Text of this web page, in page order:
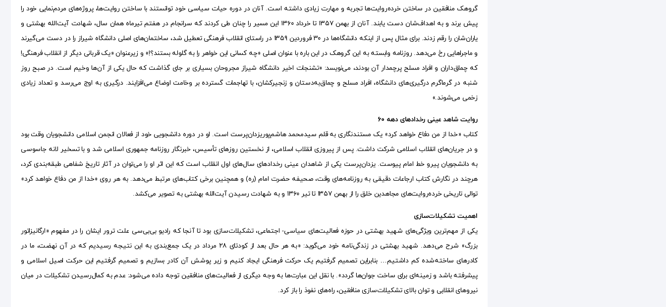
گروهک منافقین در ساختن خرده‌روایت‌ها تجربه و مهارت زیادی داشته است. آنان در دوره حیات سیاسی خود توانستند با ساختن روایت‌ها، پروژه‌های مردم‌نمایی خود را
پیش برند و به اهداف‌شان دست یابند. آنان از بهمن ۱۳۵۷ تا خرداد ۱۳۶۰ این مسیر را چنان طی کردند که سرانجام در هفتم تیرماه همان سال، شهادت آیت‌الله بهشتی و
یاران‌شان را رقم زدند. برای مثال پس از اینکه دانشگاه‌ها در ۳۰ فروردین ۱۳۵۹ در راستای انقلاب فرهنگی تعطیل شد، ساختمان‌های اصلی دانشگاه شیراز را در دست می‌گیرند
و ماجرا‌هایی رخ می‌دهد. روزنامه وابسته به این گروهک در این باره با عنوان اصلی «چه کسانی این خواهر را به گلوله بستند؟!» و زیرعنوان «یک قربانی دیگر از انقلاب فرهنگی!
که چماق‌داران و افراد مسلح پرچمدار آن بودند، می‌نویسد: «تشنجات اخیر دانشگاه شیراز مجروحان بسیاری بر جای گذاشت که حال یکی از آن‌ها وخیم است. در صبح روز
شنبه در گرماگرم درگیری‌های دانشگاه، افراد مسلح و چماق‌به‌دستان و زنجیرکشان، با تهاجمات گسترده بر وخامت اوضاع می‌افزایند. درگیری به اوج می‌رسد و تعداد زیادی
زخمی می‌شوند.»
روایت شاهد عینی رخداد‌های دهه ۶۰
کتاب «خدا از من دفاع خواهد کرد» یک مستندنگاری به قلم سیدمحمد هاشم‌پوریزدان‌پرست است. او در دوره دانشجویی خود از فعالان انجمن اسلامی دانشجویان وقت بود
و در جریان‌های انقلاب اسلامی شرکت داشت. پس از پیروزی انقلاب اسلامی، از نخستین روز‌های تأسیس، خبرنگار روزنامه جمهوری اسلامی شد و با تسخیر لانه جاسوسی
به دانشجویان پیرو خط امام پیوست. یزدان‌پرست یکی از شاهدان عینی رخداد‌های سال‌های اول انقلاب است که این اثر او را می‌توان در آثار تاریخ شفاهی طبقه‌بندی کرد،
هرچند در نگارش کتاب ارجاعات دقیقی به روزنامه‌های وقت، صحیفه حضرت امام (ره) و همچنین برخی کتاب‌های مرتبط می‌دهد. به هر روی «خدا از من دفاع خواهد کرد»
توالی تاریخی خرده‌روایت‌های مجاهدین خلق را از بهمن ۱۳۵۷ تا تیر ۱۳۶۰ و به شهادت رسیدن آیت‌الله بهشتی به تصویر می‌کشد.
اهمیت تشکیلات‌سازی
یکی از مهم‌ترین ویژگی‌های شهید بهشتی در حوزه فعالیت‌های سیاسی- اجتماعی، تشکیلات‌سازی بود تا آنجا که رادیو بی‌بی‌سی علت ترور ایشان را در مفهوم «ارگانیزاتور
بزرگ» شرح می‌دهد. شهید بهشتی در زندگی‌نامه خود می‌گوید: «به هر حال بعد از کودتای ۲۸ مرداد در یک جمع‌بندی به این نتیجه رسیدیم که در آن نهضت، ما در
کادر‌های ساخته‌شده کم داشتیم… بنابراین تصمیم گرفتیم یک حرکت فرهنگی ایجاد کنیم و زیر پوشش آن کادر بسازیم و تصمیم گرفتیم این حرکت اصیل اسلامی و
پیشرفته باشد و زمینه‌ای برای ساخت جوان‌ها گردد». با نقل این عبارت‌ها به وجه دیگری از فعالیت‌های منافقین توجه داده می‌شود: عدم به کمال‌رسیدن تشکیلات در میان
نیرو‌های انقلابی و توان بالای تشکیلات‌سازی منافقین، راه‌های نفوذ را باز کرد.